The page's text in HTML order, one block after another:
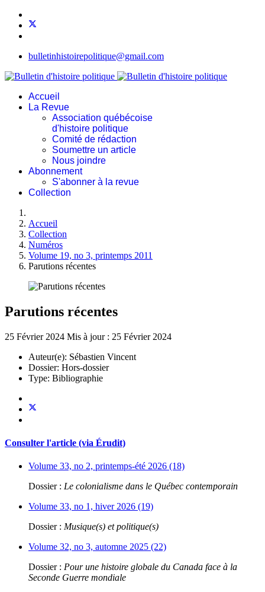
bulletinhistoirepolitique@gmail.com
Accueil
La Revue
Association québécoise
d'histoire politique
Comité de rédaction
Soumettre un article
Nous joindre
Abonnement
S'abonner à la revue
Collection
Accueil
Collection
Numéros
Volume 19, no 3, printemps 2011
Parutions récentes
Parutions récentes
25 Février 2024 Mis à jour : 25 Février 2024
Auteur(e): Sébastien Vincent
Dossier: Hors-dossier
Type: Bibliographie
Consulter l'article (via Érudit)
Volume 33, no 2, printemps-été 2026 (18)
Dossier : Le colonialisme dans le Québec contemporain
Volume 33, no 1, hiver 2026 (19)
Dossier : Musique(s) et politique(s)
Volume 32, no 3, automne 2025 (22)
Dossier : Pour une histoire globale du Canada face à la
Seconde Guerre mondiale